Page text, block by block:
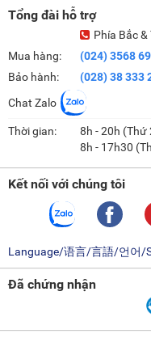
Tổng đài hỗ trợ
Mua hàng:
Bảo hành:
Phía Bắc &
(024) 3568
(028) 38 333
Chat Zalo
Thời gian:
8h - 20h (Thứ
8h - 17h30
Kết nối với chúng tôi
Language/语言/言語/언어/
Đã chứng nhận